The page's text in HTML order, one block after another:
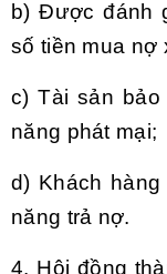
b) Được đánh
số tiền mua nợ
c) Tài sản
năng phát mại;
d) Khách
năng trả nợ.
4. Hội đồng